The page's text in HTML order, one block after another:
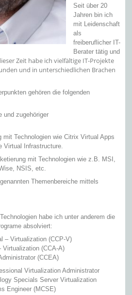
Seit über 20
Jahren bin ich
mit Leidenschaft
als
freiberuflicher IT-
Berater tätig und
Zeit habe ich vielfältige IT-Projekte
und in unterschiedlichen Brachen
gehören die folgenden
und zugehöriger
Technologien wie Citrix Virtual Apps
Virtual Infrastructure.
mit Technologien wie z.B. MSI,
NSIS, etc.
Themenbereiche mittels
habe ich unter anderem die
absolviert:
– Virtualization (CCP-V)
(CCA-A)
(CCEA)
Virtualization Administrator
Specials Server Virtualization
Engineer (MCSE)